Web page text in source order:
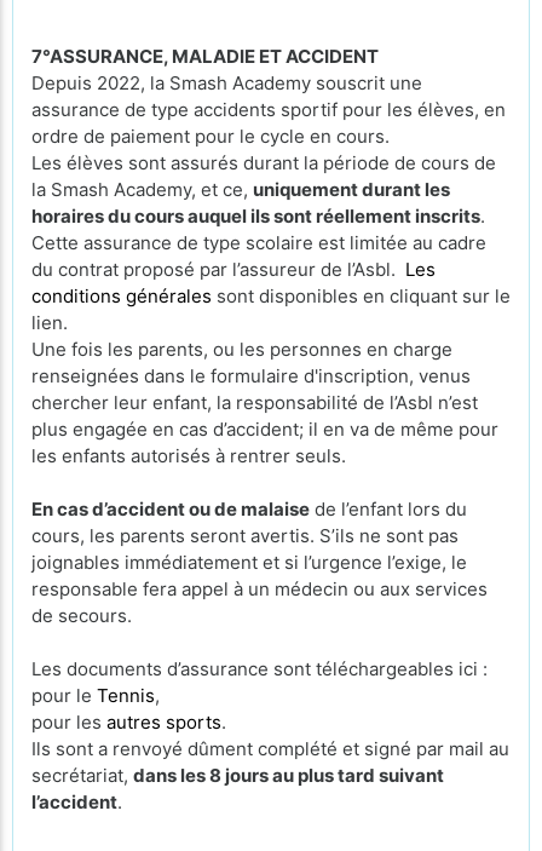
7°ASSURANCE, MALADIE ET ACCIDENT
Depuis 2022, la Smash Academy souscrit une
assurance de type accidents sportif pour les élèves, en
ordre de paiement pour le cycle en cours.
Les élèves sont assurés durant la période de cours de
la Smash Academy, et ce, uniquement durant les
horaires du cours auquel ils sont réellement inscrits.
Cette assurance de type scolaire est limitée au cadre
du contrat proposé par l’assureur de l’Asbl. Les
conditions générales sont disponibles en cliquant sur le
lien.
Une fois les parents, ou les personnes en charge
renseignées dans le formulaire d'inscription, venus
chercher leur enfant, la responsabilité de l’Asbl n’est
plus engagée en cas d’accident; il en va de même pour
les enfants autorisés à rentrer seuls.
En cas d’accident ou de malaise de l’enfant lors du
cours, les parents seront avertis. S’ils ne sont pas
joignables immédiatement et si l’urgence l’exige, le
responsable fera appel à un médecin ou aux services
de secours.
Les documents d’assurance sont téléchargeables ici :
pour le Tennis,
pour les autres sports.
Ils sont a renvoyé dûment complété et signé par mail au
secrétariat, dans les 8 jours au plus tard suivant
l’accident.